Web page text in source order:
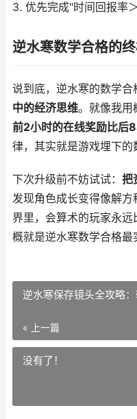
3. 优先完成"时间回报率
逆水寒数学合格的
说到底，逆水寒的数学
中的经济思维。就像我用
前2小时的在线奖励比后
律，其实就是游戏埋下的
下次升级前不妨试试： 把
发现角色成长变得像解
界里，会算术的玩家永
概就是逆水寒数学合格最
逆水寒保存镜头全攻略
« 上一篇
没有了！